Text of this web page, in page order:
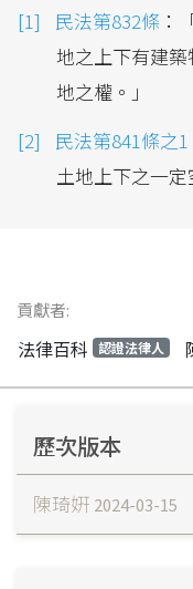
民法第832條 ：
地之上下有建
地之權。」
民法第841條之1
土地上下之一定
貢獻者:
法律百科 認證法律人
歷次版本
陳琦姸 2024-03-15